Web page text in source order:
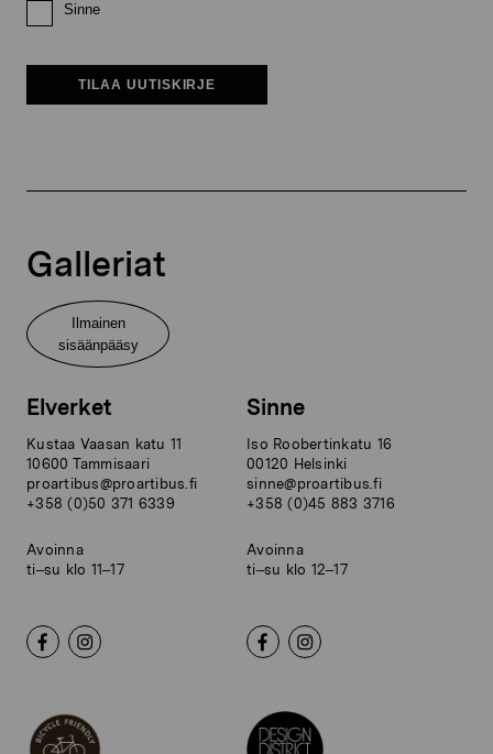
Sinne
TILAA UUTISKIRJE
Galleriat
Ilmainen
sisäänpääsy
Elverket
Kustaa Vaasan katu 11
10600 Tammisaari
proartibus@proartibus.fi
+358 (0)50 371 6339
Avoinna
ti–su klo 11–17
Sinne
Iso Roobertinkatu 16
00120 Helsinki
sinne@proartibus.fi
+358 (0)45 883 3716
Avoinna
ti–su klo 12–17